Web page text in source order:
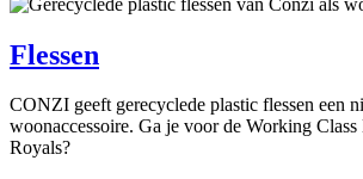
Flessen
CONZI geeft gerecyclede plastic flessen een
woonaccessoire. Ga je voor de Working
Royals?